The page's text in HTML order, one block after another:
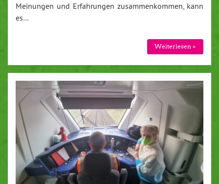
Meinungen und Erfahrungen zusammenkommen, kann
es…
Weiterlesen »